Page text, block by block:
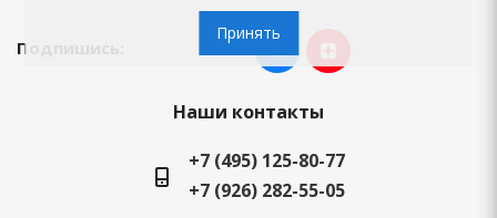
Подпишись:
Наши контакты
+7 (495) 125-80-77
+7 (926) 282-55-05
Принять